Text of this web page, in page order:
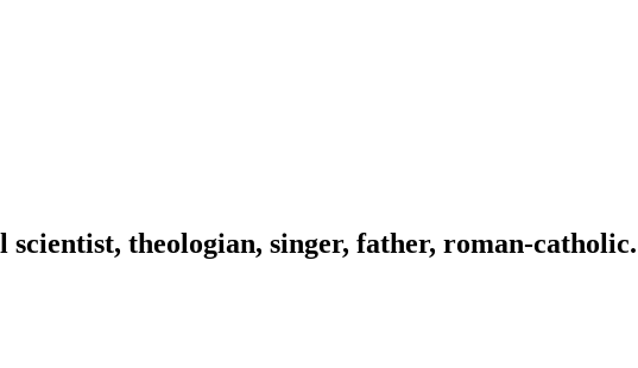
theologian, singer, father, roman-catholic.